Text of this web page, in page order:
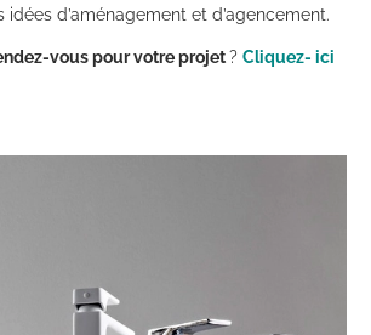
d’aménagement et d’agencement.
vous pour votre projet? Cliquez- ici